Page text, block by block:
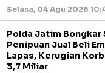
Selasa, 04 Agu 2026
Polda Jatim
Penipuan Jual Beli
Lapas, Kerugian
3,7 Miliar